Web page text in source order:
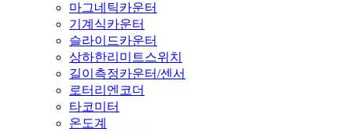
마그네틱카운터
기계식카운터
슬라이드카운터
상하한리미트스위치
길이측정카운터/센서
로터리엔코더
타코미터
온도계